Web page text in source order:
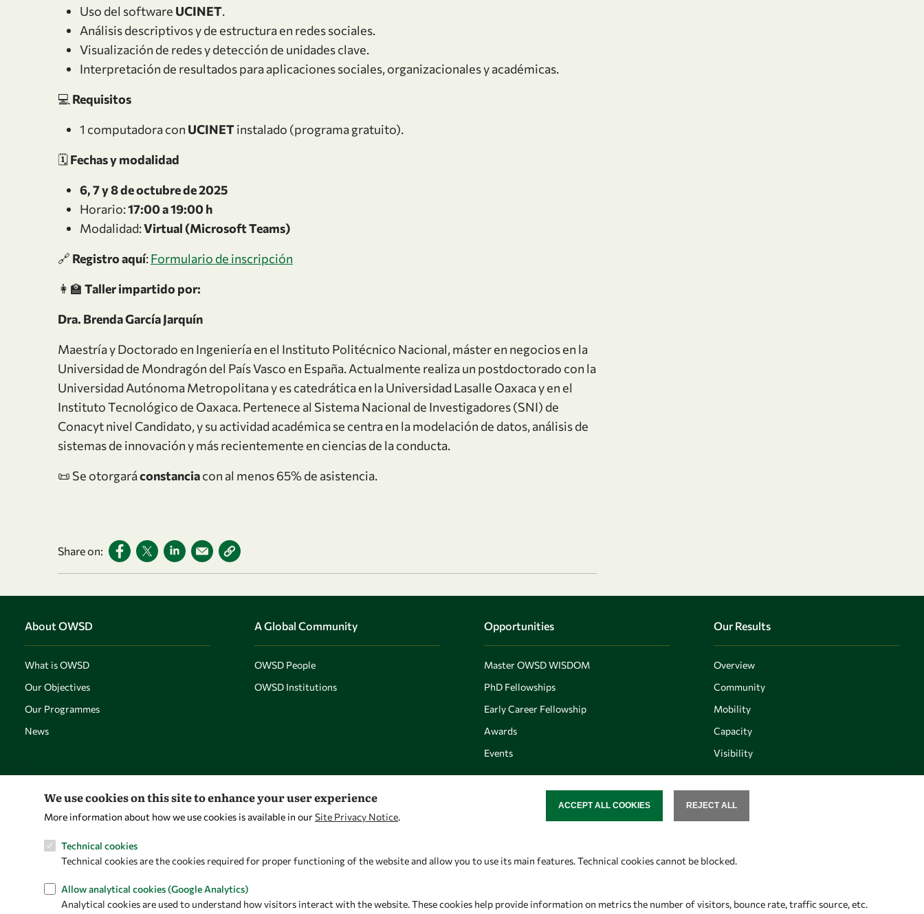
Uso del software UCINET.
Análisis descriptivos y de estructura en redes sociales.
Visualización de redes y detección de unidades clave.
Interpretación de resultados para aplicaciones sociales, organizacionales y académicas.
💻 Requisitos
1 computadora con UCINETinstalado (programa gratuito).
🗓️Fechas y modalidad
6, 7 y 8 de octubre de 2025
Horario:17:00 a 19:00 h
Modalidad:Virtual (Microsoft Teams)
🔗 Registro aquí:Formulario de inscripción
👩‍🏫 Taller impartido por:
Dra. Brenda García Jarquín
Maestría y Doctorado en Ingeniería en el Instituto Politécnico Nacional, máster en negocios en la
Universidad de Mondragón del País Vasco en España. Actualmente realiza un postdoctorado con la
Universidad Autónoma Metropolitana y es catedrática en la Universidad Lasalle Oaxaca y en el
Instituto Tecnológico de Oaxaca. Pertenece al Sistema Nacional de Investigadores (SNI) de
Conacyt nivel Candidato, y su actividad académica se centra en la modelación de datos, análisis de
sistemas de innovación y más recientemente en ciencias de la conducta.
📜 Se otorgaráconstanciacon al menos 65% de asistencia.
Share on:
About OWSD
What is OWSD
Our Objectives
Our Programmes
News
A Global Community
OWSD People
OWSD Institutions
Opportunities
Master OWSD WISDOM
PhD Fellowships
Early Career Fellowship
Awards
Events
Our Results
Overview
Community
Mobility
Capacity
Visibility
Let's talk
owsd@owsd.net
OWSD Secretariat
34151 Trieste
Follow us
We use cookies on this site to enhance your user experience
More information about how we use cookies is available in ourSite Privacy Notice.
Technical cookies
Technical cookies are the cookies required for proper functioning of the website and allow you to use its main features. Technical cookies cannot be blocked.
Allow analytical cookies (Google Analytics)
Analytical cookies are used to understand how visitors interact with the website. These cookies help provide information on metrics the number of visitors, bounce rate, traffic source, etc.
REJECT ALL
ACCEPT ALL COOKIES
WITHDRAW CONSENT